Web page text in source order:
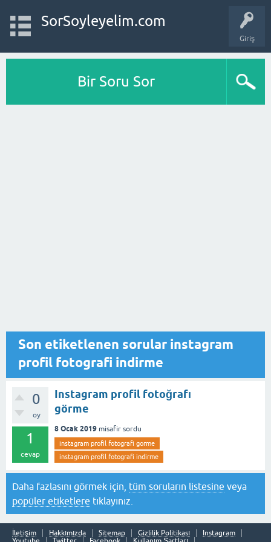
Giriş
SorSoyleyelim.com
Bir Soru Sor
Son etiketlenen sorular instagram
profil fotografi indirme
0
oy
1
cevap
Instagram profil fotoğrafı
görme
8 Ocak 2019 misafir sordu
instagram profil fotografi gorme
instagram profil fotografi indirme
Daha fazlasını görmek için, tüm soruların listesine veya
popüler etiketlere tıklayınız.
İletişim Hakkımızda Sitemap Gizlilik Politikası
Instagram